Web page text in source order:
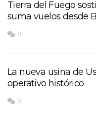
Tierra del Fuego
suma vuelos desde
0
La nueva usina de
operativo histórico
0